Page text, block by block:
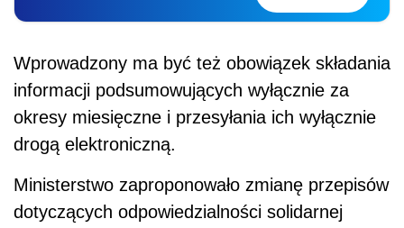
Wprowadzony ma być też obowiązek składania
informacji podsumowujących wyłącznie za
okresy miesięczne i przesyłania ich wyłącznie
drogą elektroniczną.
Ministerstwo zaproponowało zmianę przepisów
dotyczących odpowiedzialności solidarnej